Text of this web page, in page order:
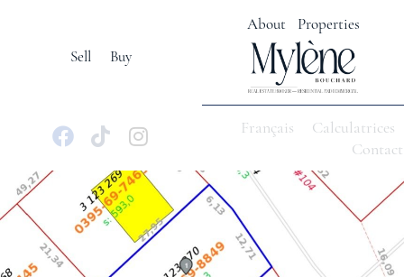
Sell Buy
About Properties
Français
Calculatrices
Contact